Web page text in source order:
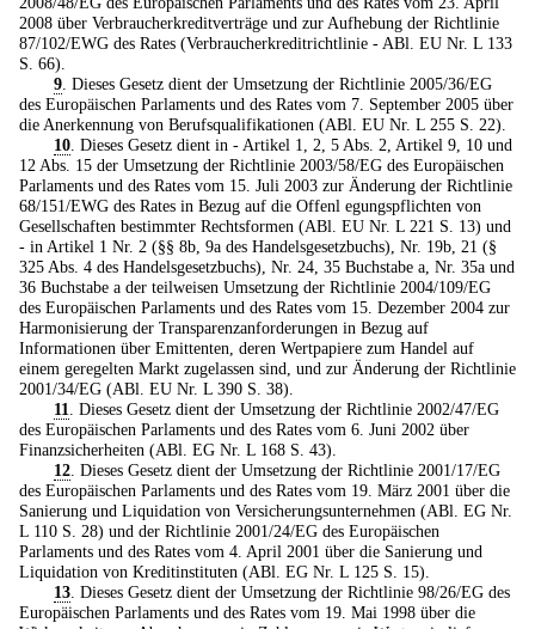
2008 über Verbraucherkreditverträge und zur Aufhebung der Richtlinie
87/102/EWG des Rates (Verbraucherkreditrichtlinie - ABl. EU Nr. L 133
S. 66).
9. Dieses Gesetz dient der Umsetzung der Richtlinie 2005/36/EG
des Europäischen Parlaments und des Rates vom 7. September 2005 über
die Anerkennung von Berufsqualifikationen (ABl. EU Nr. L 255 S. 22).
10. Dieses Gesetz dient in - Artikel 1, 2, 5 Abs. 2, Artikel 9, 10 und
12 Abs. 15 der Umsetzung der Richtlinie 2003/58/EG des Europäischen
Parlaments und des Rates vom 15. Juli 2003 zur Änderung der Richtlinie
68/151/EWG des Rates in Bezug auf die Offenl egungspflichten von
Gesellschaften bestimmter Rechtsformen (ABl. EU Nr. L 221 S. 13) und
- in Artikel 1 Nr. 2 (§§ 8b, 9a des Handelsgesetzbuchs), Nr. 19b, 21 (§
325 Abs. 4 des Handelsgesetzbuchs), Nr. 24, 35 Buchstabe a, Nr. 35a und
36 Buchstabe a der teilweisen Umsetzung der Richtlinie 2004/109/EG
des Europäischen Parlaments und des Rates vom 15. Dezember 2004 zur
Harmonisierung der Transparenzanforderungen in Bezug auf
Informationen über Emittenten, deren Wertpapiere zum Handel auf
einem geregelten Markt zugelassen sind, und zur Änderung der Richtlinie
2001/34/EG (ABl. EU Nr. L 390 S. 38).
11
. Dieses Gesetz dient der Umsetzung der Richtlinie 2002/47/EG
des Europäischen Parlaments und des Rates vom 6. Juni 2002 über
Finanzsicherheiten (ABl. EG Nr. L 168 S. 43).
12. Dieses Gesetz dient der Umsetzung der Richtlinie 2001/17/EG
des Europäischen Parlaments und des Rates vom 19. März 2001 über die
Sanierung und Liquidation von Versicherungsunternehmen (ABl. EG Nr.
L 110 S. 28) und der Richtlinie 2001/24/EG des Europäischen
Parlaments und des Rates vom 4. April 2001 über die Sanierung und
Liquidation von Kreditinstituten (ABl. EG Nr. L 125 S. 15).
13. Dieses Gesetz dient der Umsetzung der Richtlinie 98/26/EG des
Europäischen Parlaments und des Rates vom 19. Mai 1998 über die